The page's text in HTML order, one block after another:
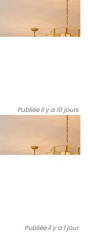
Publiée il y a 10 jours
Publiée il y a 1 jour